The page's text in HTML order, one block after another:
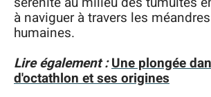
à naviguer à travers les
humaines.
Lire également :Une plongée
d'octathlon et ses origines